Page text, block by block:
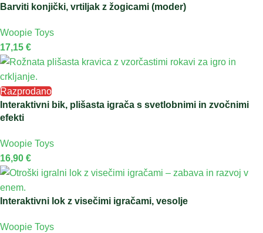
Barviti konjički, vrtiljak z žogicami (moder)
Woopie Toys
17,15 €
Razprodano
Interaktivni bik, plišasta igrača s svetlobnimi in zvočnimi
efekti
Woopie Toys
16,90 €
Interaktivni lok z visečimi igračami, vesolje
Woopie Toys